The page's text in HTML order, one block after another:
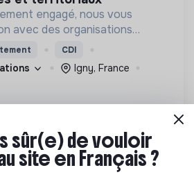
engagé, nous vous
avec des organisations
impacts, afin d'œuvrer
souhaitable.
CDI
Igny, France
sûr(e) de vouloir
site en Français ?